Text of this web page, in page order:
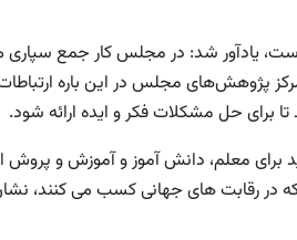
یادآور شد: در مجلس کار جمع
پژوهش‌های مجلس در این باره ارتباطات
حل مشکلات فکر و ایده ارائه شود.
معلم، دانش آموز و آموزش و پروش
در رقابت های جهانی کسب می کنند،